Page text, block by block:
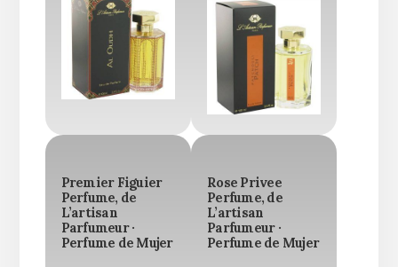
Premier Figuier
Perfume, de
L’artisan
Parfumeur ·
Perfume de Mujer
Rose Privee
Perfume, de
L’artisan
Parfumeur ·
Perfume de Mujer